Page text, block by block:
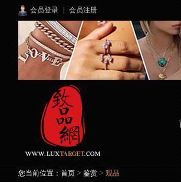
会员登录 会员注册
您当前位置： 首页 > 鉴赏 > 观品